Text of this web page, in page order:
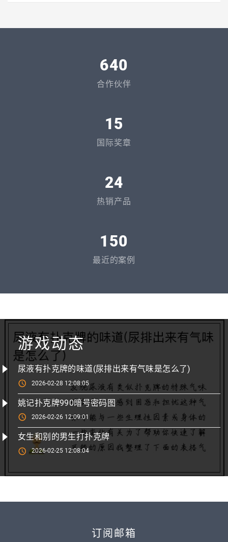
640
合作伙伴
15
国际奖章
24
热销产品
150
最近的案例
游戏动态
尿液有扑克牌的味道(尿排出来有气味是怎么了)
2026-02-28 12:08:05
姚记扑克牌990暗号密码图
2026-02-26 12:09:01
女生和别的男生打扑克牌
2026-02-25 12:08:04
订阅邮箱